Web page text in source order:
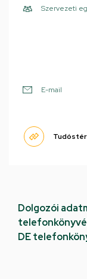
Szervezeti
E-mail
Dolgozói
DE